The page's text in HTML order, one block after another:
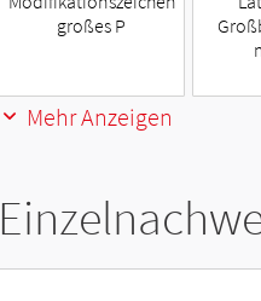
großes P
Mehr Anzeigen